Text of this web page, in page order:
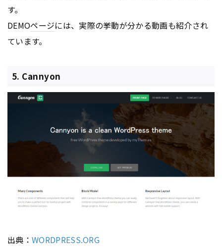
す。
DEMOページには、実際の挙動が分かる動画も紹介され
ています。
5. Cannyon
出典： WORDPRESS.ORG